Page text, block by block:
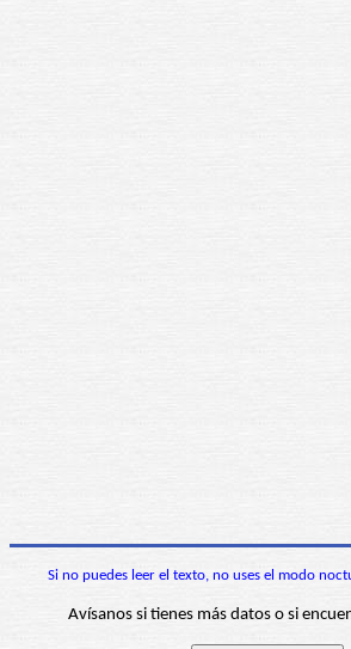
Si no puedes leer el texto, no uses el modo
Avísanos si tienes más datos o si